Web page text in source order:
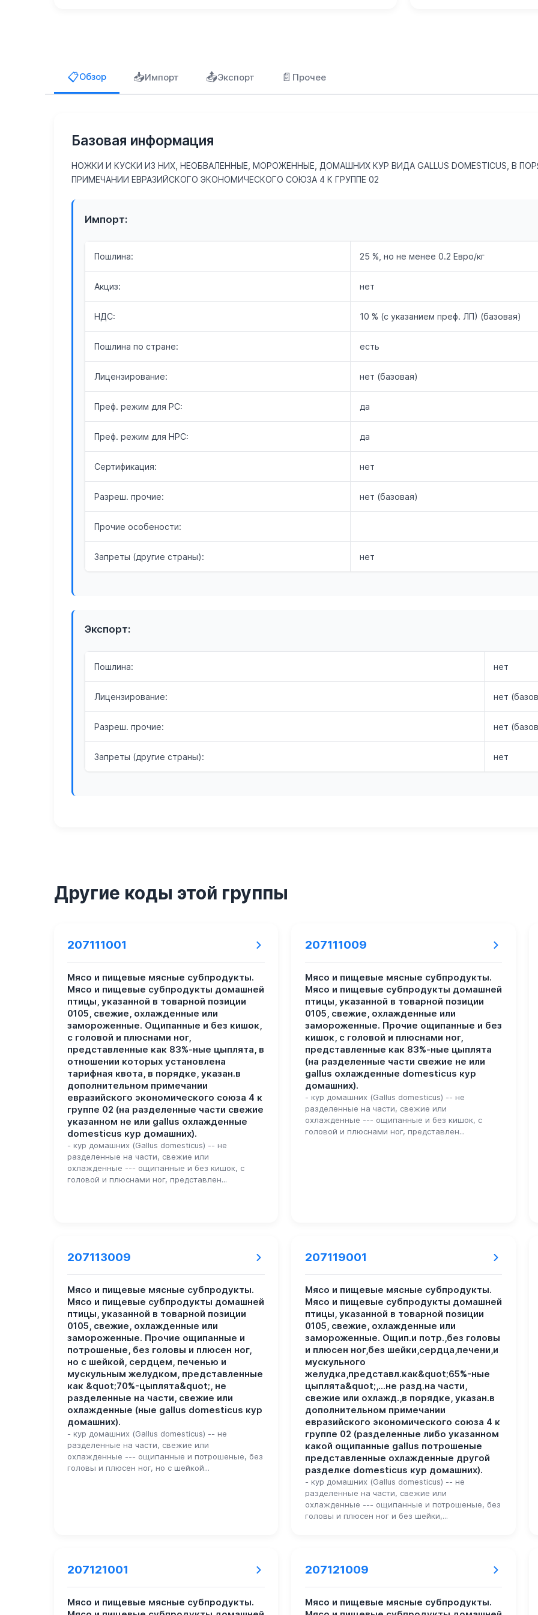
📋Обзор 📥Импорт 📤Экспорт 📄 Прочее
Базовая информация
НОЖКИ И КУСКИ ИЗ НИХ, НЕОБВАЛЕННЫЕ, МОРОЖЕННЫЕ, ДОМАШНИХ КУР ВИДА GALLUS DOMESTICUS, В
ПРИМЕЧАНИИ ЕВРАЗИЙСКОГО ЭКОНОМИЧЕСКОГО СОЮЗА 4 К ГРУППЕ 02
Импорт:
Пошлина: 25 %, но не менее 0.2 Евро/кг
Акциз: нет
НДС: 10 % (с указанием преф. ЛП) (базовая)
Пошлина по стране: есть
Лицензирование: нет (базовая)
Преф. режим для РС: да
Преф. режим для НРС: да
Сертификация: нет
Разреш. прочие: нет (базовая)
Прочие особености:
Запреты (другие страны): нет
Экспорт:
Пошлина: нет
Лицензирование: нет
Разреш. прочие: нет
Запреты (другие страны): нет
Другие коды этой группы
207111001
Мясо и пищевые мясные субпродукты.
Мясо и пищевые субпродукты домашней
птицы, указанной в товарной позиции
0105, свежие, охлажденные или
замороженные. Ощипанные и без кишок,
с головой и плюснами ног,
представленные как 83%-ные цыплята, в
отношении которых установлена
тарифная квота, в порядке, указан.в
дополнительном примечании
евразийского экономического союза 4 к
группе 02 (на разделенные части свежие
указанном не или gallus охлажденные
domesticus кур домашних).
- кур домашних (Gallus domesticus) -- не
разделенные на части, свежие или
охлажденные --- ощипанные и без кишок, с
головой и плюснами ног, представлен...
207111009
Мясо и пищевые мясные субпродукты.
Мясо и пищевые субпродукты домашней
птицы, указанной в товарной позиции
0105, свежие, охлажденные или
замороженные. Прочие ощипанные и без
кишок, с головой и плюснами ног,
представленные как 83%-ные цыплята
(на разделенные части свежие не или
gallus охлажденные domesticus кур
домашних).
- кур домашних (Gallus domesticus) -- не
разделенные на части, свежие или
охлажденные --- ощипанные и без кишок, с
головой и плюснами ног, представлен...
207113009
Мясо и пищевые мясные субпродукты.
Мясо и пищевые субпродукты домашней
птицы, указанной в товарной позиции
0105, свежие, охлажденные или
замороженные. Прочие ощипанные и
потрошеные, без головы и плюсен ног,
но с шейкой, сердцем, печенью и
мускульным желудком, представленные
как &quot;70%-цыплята&quot;, не
разделенные на части, свежие или
охлажденные (ные gallus domesticus кур
домашних).
- кур домашних (Gallus domesticus) -- не
разделенные на части, свежие или
охлажденные --- ощипанные и потрошеные, без
головы и плюсен ног, но с шейкой...
207119001
Мясо и пищевые мясные субпродукты.
Мясо и пищевые субпродукты домашней
птицы, указанной в товарной позиции
0105, свежие, охлажденные или
замороженные. Ощип.и потр.,без головы
и плюсен ног,без шейки,сердца,печени,и
мускульного
желудка,представл.как&quot;65%-ные
цыплята&quot;,...не разд.на части,
свежие или охлажд.,в порядке, указан.в
дополнительном примечании
евразийского экономического союза 4 к
группе 02 (разделенные либо указанном
какой ощипанные gallus потрошеные
представленные охлажденные другой
разделке domesticus кур домашних).
- кур домашних (Gallus domesticus) -- не
разделенные на части, свежие или
охлажденные --- ощипанные и потрошеные, без
головы и плюсен ног и без шейки,...
207121001
Мясо и пищевые мясные субпродукты.
207121009
Мясо и пищевые мясные субпродукты.